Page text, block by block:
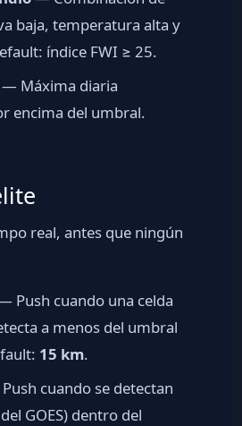
baja, temperatura alta y
índice FWI ≥ 25.
— Máxima diaria
encima del umbral.
real, antes que ningún
Push cuando una celda
a menos del umbral
15 km.
cuando se detectan
GOES) dentro del